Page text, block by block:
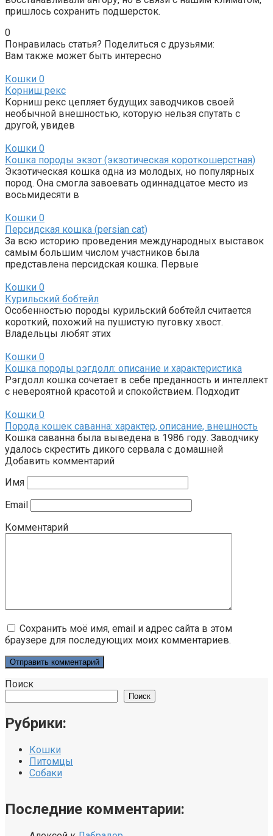
пришлось сохранить подшерсток.
0
Понравилась статья? Поделиться с друзьями:
Вам также может быть интересно
Кошки 0
Корниш рекс
Корниш рекс цепляет будущих заводчиков своей
необычной внешностью, которую нельзя спутать с
другой, увидев
Кошки 0
Кошка породы экзот (экзотическая короткошерстная)
Экзотическая кошка одна из молодых, но популярных
пород. Она смогла завоевать одиннадцатое место из
восьмидесяти в
Кошки 0
Персидская кошка (persian cat)
За всю историю проведения международных выставок
самым большим числом участников была
представлена персидская кошка. Первые
Кошки 0
Курильский бобтейл
Особенностью породы курильский бобтейл считается
короткий, похожий на пушистую пуговку хвост.
Владельцы любят этих
Кошки 0
Кошка породы рэгдолл: описание и характеристика
Рэгдолл кошка сочетает в себе преданность и интеллект
с невероятной красотой и спокойствием. Подходит
Кошки 0
Порода кошек саванна: характер, описание, внешность
Кошка саванна была выведена в 1986 году. Заводчику
удалось скрестить дикого сервала с домашней
Добавить комментарий
Имя
Email
Комментарий
Сохранить моё имя, email и адрес сайта в этом
браузере для последующих моих комментариев.
Поиск
Поиск
Рубрики:
Кошки
Питомцы
Собаки
Последние комментарии: